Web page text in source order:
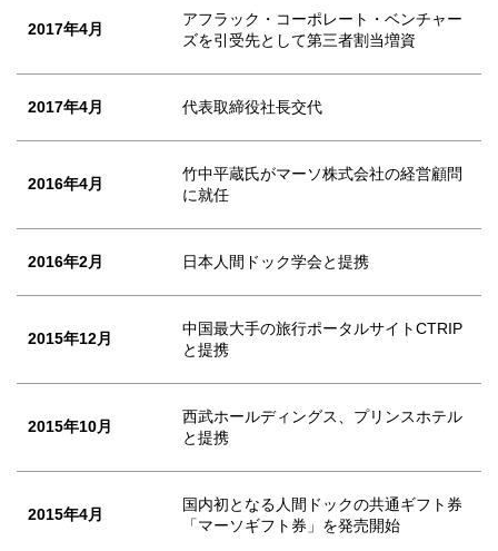
2017年4月
アフラック・コーポレート・ベンチャー
ズを引受先として第三者割当増資
2017年4月 代表取締役社長交代
2016年4月
竹中平蔵氏がマーソ株式会社の経営顧問
に就任
2016年2月 日本人間ドック学会と提携
2015年12月
中国最大手の旅行ポータルサイトCTRIP
と提携
2015年10月
西武ホールディングス、プリンスホテル
と提携
2015年4月
国内初となる人間ドックの共通ギフト券
「マーソギフト券」を発売開始